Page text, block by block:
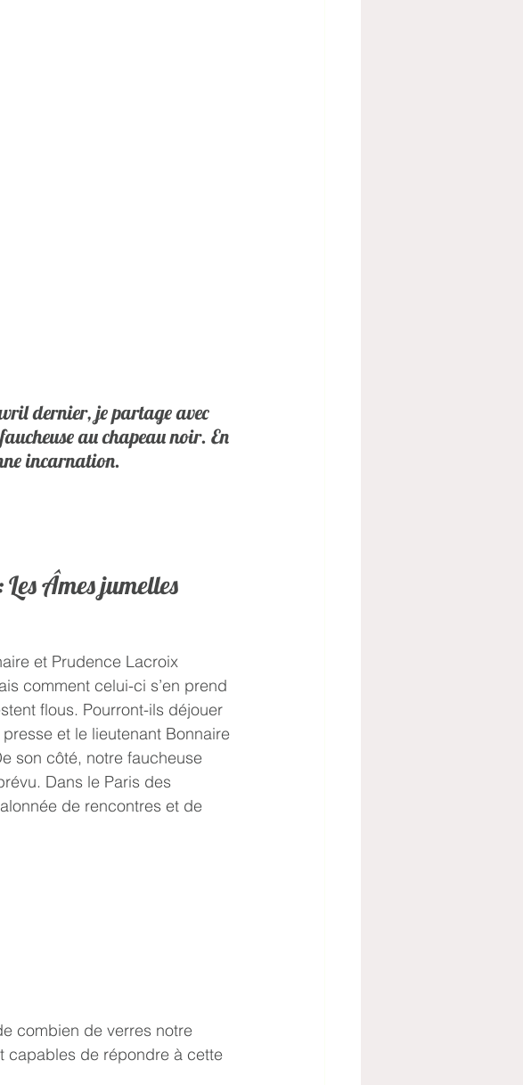
dernier, je partage avec
au chapeau noir. En
incarnation.
Âmes jumelles
et Prudence Lacroix
comment celui-ci s’en prend
flous. Pourront-ils déjouer
et le lieutenant Bonnaire
son côté, notre faucheuse
Dans le Paris des
de rencontres et de
capables de répondre à cette